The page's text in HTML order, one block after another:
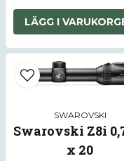
LÄGG I
SWAROVSKI
Swarovski Z8i
x 20
Synfält: 42.5-
Längd:
Vikt: 450g